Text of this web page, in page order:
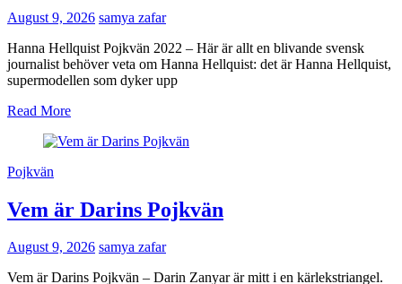
August 9, 2026 samya zafar
Hanna Hellquist Pojkvän 2022 – Här är allt en blivande svensk
journalist behöver veta om Hanna Hellquist: det är Hanna Hellquist,
supermodellen som dyker upp
Read More
Pojkvän
Vem är Darins Pojkvän
August 9, 2026 samya zafar
Vem är Darins Pojkvän – Darin Zanyar är mitt i en kärlekstriangel.